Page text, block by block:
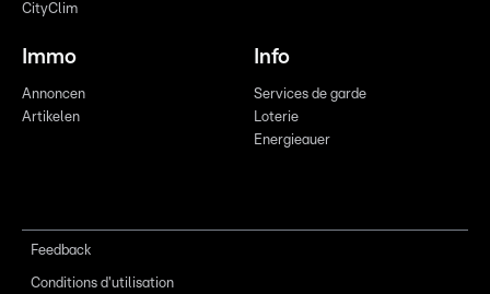
CityClim
Immo
Annoncen
Artikelen
Info
Services de garde
Loterie
Energieauer
Feedback
Conditions d'utilisation